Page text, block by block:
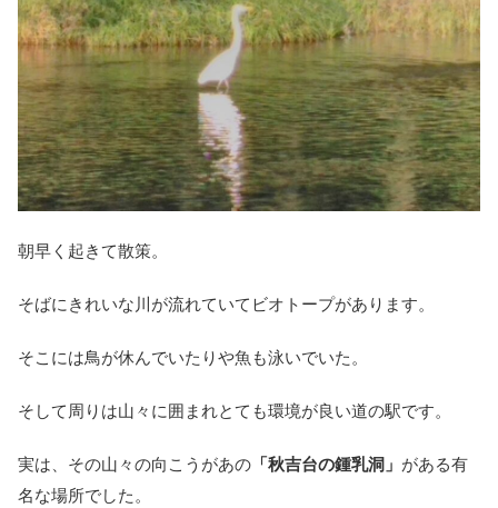
朝早く起きて散策。
そばにきれいな川が流れていてビオトープがあります。
そこには鳥が休んでいたりや魚も泳いでいた。
そして周りは山々に囲まれとても環境が良い道の駅です。
実は、その山々の向こうがあの 「秋吉台の鍾乳洞」 がある有
名な場所でした。